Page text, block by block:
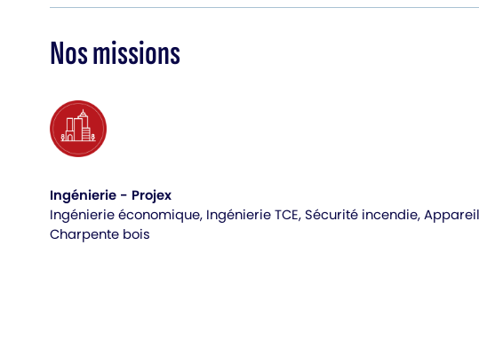
Nos missions
Ingénierie - Projex
Ingénierie économique, Ingénierie TCE, Sécurité incendie,
Charpente bois